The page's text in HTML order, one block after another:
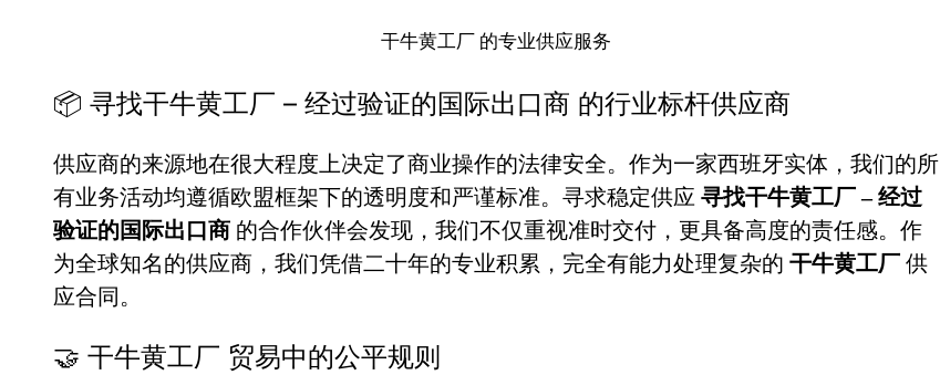
干牛黄工厂 的专业供应服务
📦 寻找干牛黄工厂 – 经过验证的国际出口商 的行业标杆供应商
供应商的来源地在很大程度上决定了商业操作的法律安全。作为一家西班牙实体，我们的所
有业务活动均遵循欧盟框架下的透明度和严谨标准。寻求稳定供应 寻找干牛黄工厂 – 经过
验证的国际出口商 的合作伙伴会发现，我们不仅重视准时交付，更具备高度的责任感。作
为全球知名的供应商，我们凭借二十年的专业积累，完全有能力处理复杂的 干牛黄工厂 供
应合同。
🤝 干牛黄工厂 贸易中的公平规则